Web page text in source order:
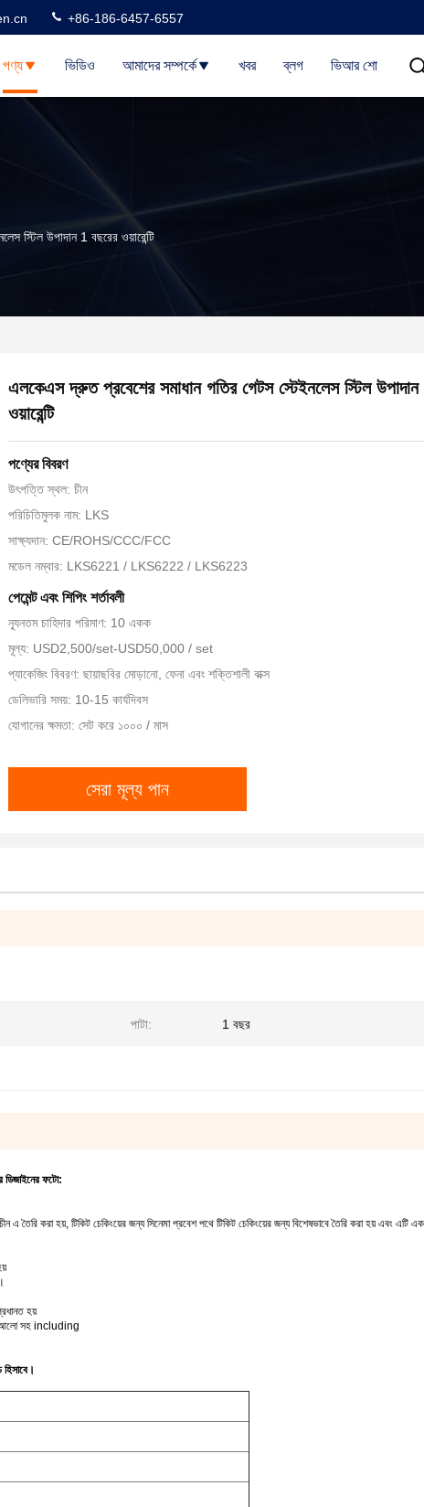
+86-186-6457-6557
পণ্য ভিডিও আমাদের সম্পর্কে খবর ব্লগ ভিআর শো
স্টিল উপাদান 1 বছরের ওয়ারেন্টি
এলকেএস দ্রুত প্রবেশের সমাধান গতির গেটস স্টেইনলেস স্টিল
ওয়ারেন্টি
পণ্যের বিবরণ
উৎপত্তি স্থল: চীন
পরিচিতিমুলক নাম: LKS
সাক্ষ্যদান: CE/ROHS/CCC/FCC
মডেল নম্বার: LKS6221 / LKS6222 / LKS6223
পেমেন্ট এবং শিপিং শর্তাবলী
ন্যূনতম চাহিদার পরিমাণ: 10 একক
মূল্য: USD2,500/set-USD50,000 / set
প্যাকেজিং বিবরণ: ছায়াছবির মোড়ানো, ফেনা এবং শক্তিশালী বাক্স
ডেলিভারি সময়: 10-15 কার্যদিবস
যোগানের ক্ষমতা: সেট করে ১০০০ / মাস
সেরা মূল্য পান
পাটা: 1 বছর
ডিজাইনের ফটো:
চীন এ তৈরি করা হয়, টিকিট চেকিংয়ের জন্য সিনেমা প্রবেশ পথে টিকিট চেকিংয়ের জন্য বিশেষভাবে তৈরি করা হয় এবং এটি
হয়
আলো সহ including